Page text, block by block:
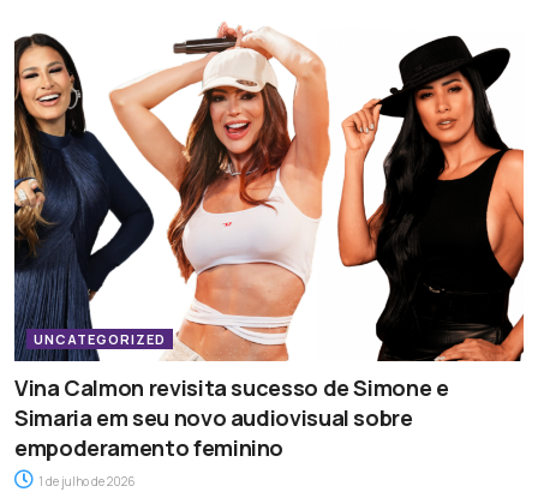
UNCATEGORIZED
Vina Calmon revisita sucesso de Simone e
Simaria em seu novo audiovisual sobre
empoderamento feminino
1 de julho de 2026